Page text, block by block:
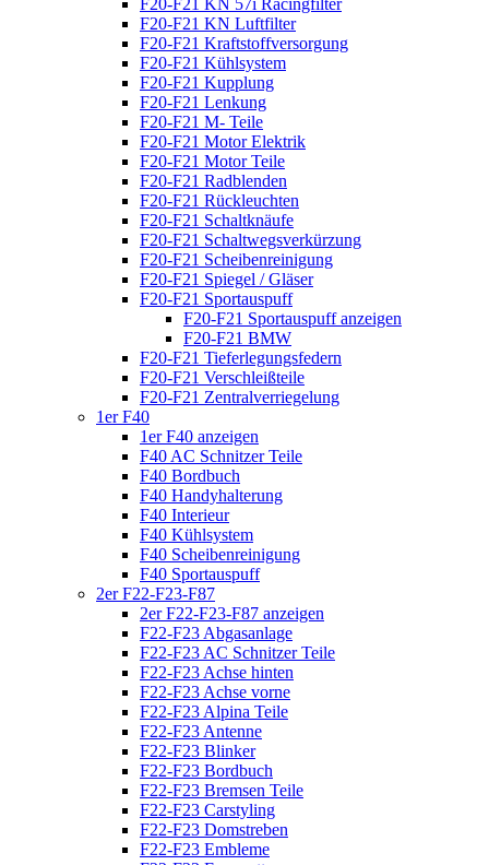
F20-F21 KN Luftfilter
F20-F21 Kraftstoffversorgung
F20-F21 Kühlsystem
F20-F21 Kupplung
F20-F21 Lenkung
F20-F21 M- Teile
F20-F21 Motor Elektrik
F20-F21 Motor Teile
F20-F21 Radblenden
F20-F21 Rückleuchten
F20-F21 Schaltknäufe
F20-F21 Schaltwegsverkürzung
F20-F21 Scheibenreinigung
F20-F21 Spiegel / Gläser
F20-F21 Sportauspuff
F20-F21 Sportauspuff anzeigen
F20-F21 BMW
F20-F21 Tieferlegungsfedern
F20-F21 Verschleißteile
F20-F21 Zentralverriegelung
1er F40
1er F40 anzeigen
F40 AC Schnitzer Teile
F40 Bordbuch
F40 Handyhalterung
F40 Interieur
F40 Kühlsystem
F40 Scheibenreinigung
F40 Sportauspuff
2er F22-F23-F87
2er F22-F23-F87 anzeigen
F22-F23 Abgasanlage
F22-F23 AC Schnitzer Teile
F22-F23 Achse hinten
F22-F23 Achse vorne
F22-F23 Alpina Teile
F22-F23 Antenne
F22-F23 Blinker
F22-F23 Bordbuch
F22-F23 Bremsen Teile
F22-F23 Carstyling
F22-F23 Domstreben
F22-F23 Embleme